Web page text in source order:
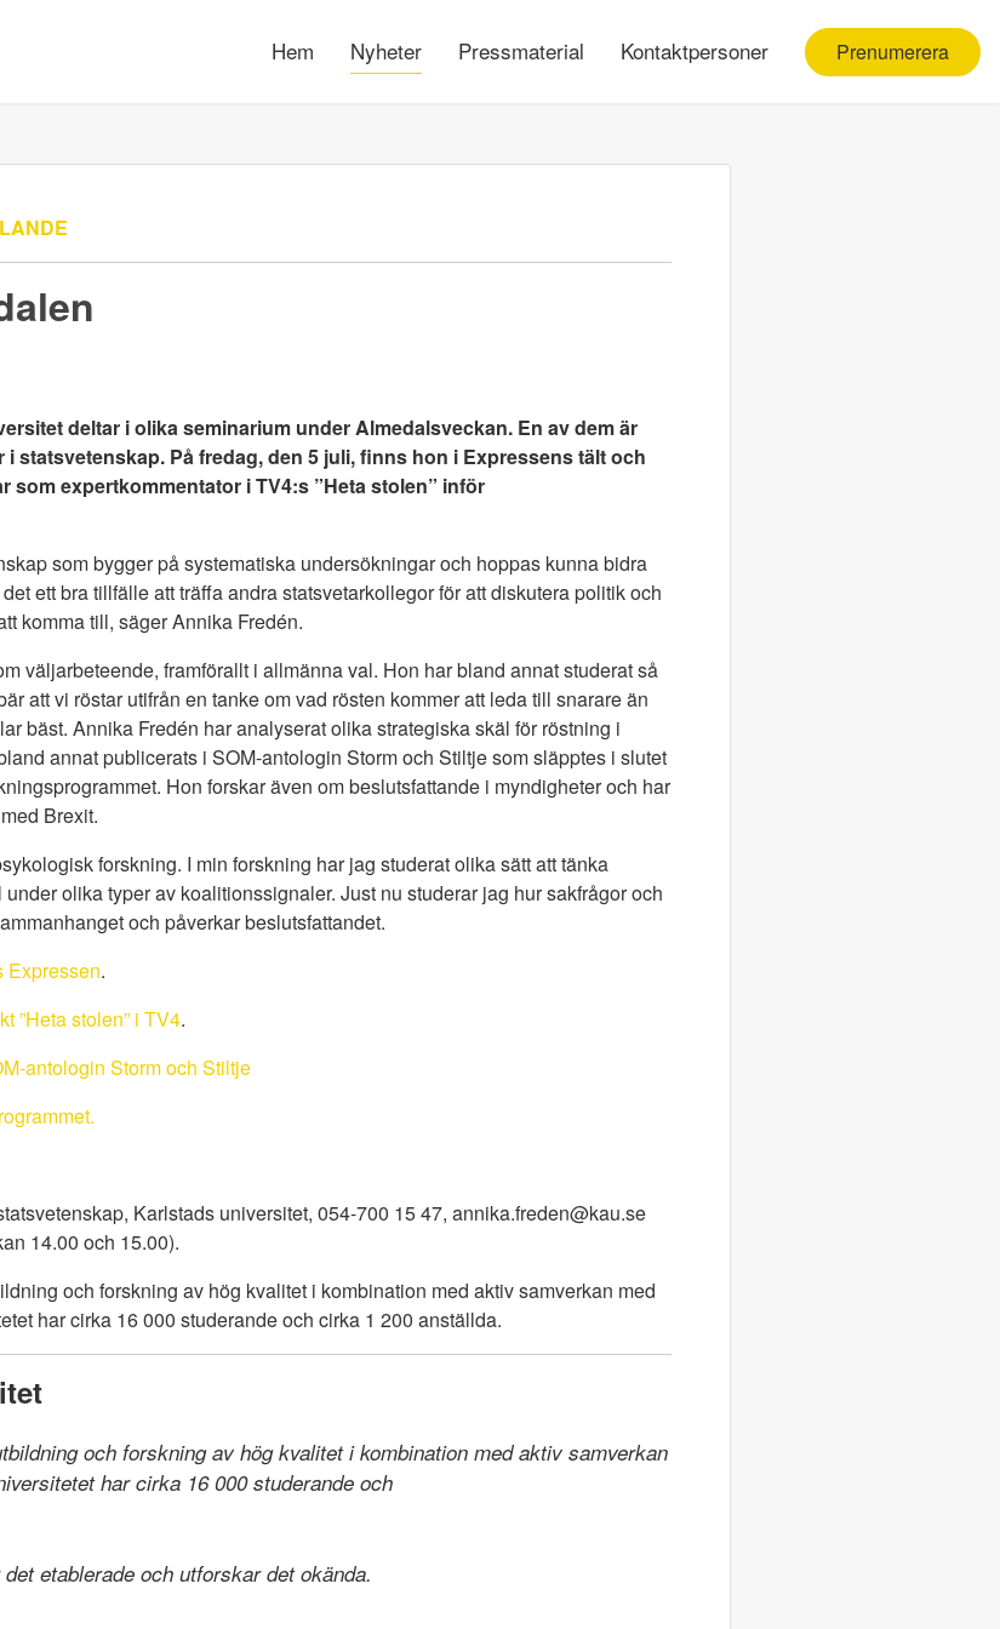
Hem Nyheter Pressmaterial Kontaktpersoner Prenumerera
deltar i olika seminarium under Almedalsveckan. En av dem är
statsvetenskap. På fredag, den 5 juli, finns hon i Expressens tält och
som expertkommentator i TV4:s ”Heta stolen” inför
som bygger på systematiska undersökningar och hoppas kunna bidra
ett bra tillfälle att träffa andra statsvetarkollegor för att diskutera politik och
komma till, säger Annika Fredén.
väljarbeteende, framförallt i allmänna val. Hon har bland annat studerat så
att vi röstar utifrån en tanke om vad rösten kommer att leda till snarare än
bäst. Annika Fredén har analyserat olika strate­gi­ska skäl för röstning i
annat publicerats i SOM-antologin Storm och Stiltje som släpptes i slutet
Hon forskar även om beslutsfattande i myndigheter och har
Brexit.
forskning. I min forskning har jag studerat olika sätt att tänka
olika typer av koalitionssignaler. Just nu studerar jag hur sakfrågor och
och påverkar beslutsfattandet.
Expressen.
”Heta stolen” i TV4.
antologin Storm och Stiltje
Karlstads universitet, 054-700 15 47, annika.freden@kau.se
14.00 och 15.00).
och forskning av hög kvalitet i kombination med aktiv samverkan med
har cirka 16 000 studerande och cirka 1 200 anställda.
och forskning av hög kvalitet i kombination med aktiv samverkan
har cirka 16 000 studerande och
etablerade och utforskar det okända.